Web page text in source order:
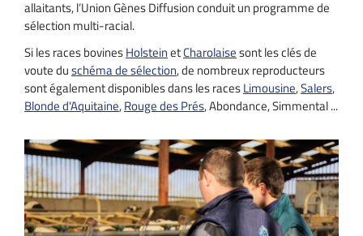
allaitants, l’Union Gènes Diffusion conduit un programme de
sélection multi-racial.
Si les races bovinesHolsteinetCharolaisesont les clés de
voute duschéma de sélection, de nombreux reproducteurs
sont également disponibles dans les racesLimousine,Salers,
Blonde d'Aquitaine,Rouge des Prés, Abondance, Simmental ...